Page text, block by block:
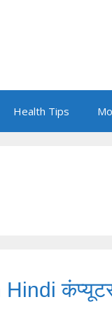
Health Tips
कंप्यूटर